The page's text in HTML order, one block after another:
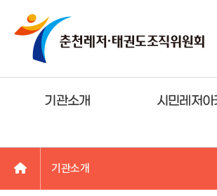
기관소개 시민레저아
기관소개